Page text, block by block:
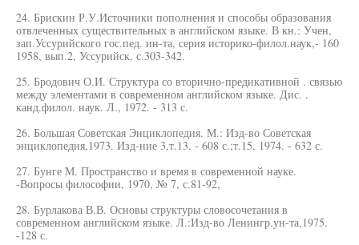
24. Брискин Р.У.Источники пополнения и способы образования
отвлеченных существительных в английском языке. В кн.: Учен,
зап.Уссурийского гос.пед. ин-та, серия историко-филол.наук,- 160
1958, вып.2, Уссурийск, с.303-342.
25. Бродович О.И. Структура со вторично-предикативной . связью
между элементами в современном английском языке. Дис. .
канд.филол. наук. Л., 1972. - 313 с.
26. Большая Советская Энциклопедия. М.: Изд-во Советская
энциклопедия,1973. Изд-ние 3,т.13. - 608 с.;т.15, 1974. - 632 с.
27. Бунге М. Пространство и время в современной науке.
-Вопросы философии, 1970, № 7, с.81-92,
28. Бурлакова В.В. Основы структуры словосочетания в
современном английском языке. Л.:Изд-во Ленингр.ун-та,1975.
-128 с.